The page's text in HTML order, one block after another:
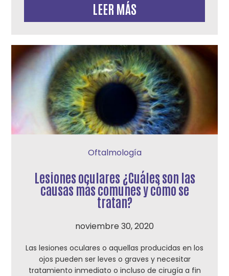
LEER MÁS
Oftalmología
Lesiones oculares ¿Cuáles son las
causas más comunes y cómo se
tratan?
noviembre 30, 2020
Las lesiones oculares o aquellas producidas en los
ojos pueden ser leves o graves y necesitar
tratamiento inmediato o incluso de cirugía a fin